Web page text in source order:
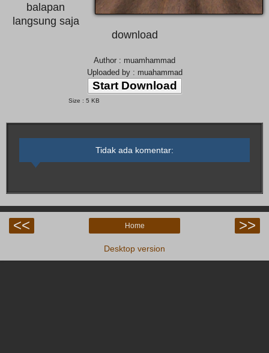
balapan
langsung saja
download
Author : muamhammad
Uploaded by : muahammad
Start Download
Size : 5 KB
Tidak ada komentar:
<< >>
Home
Desktop version